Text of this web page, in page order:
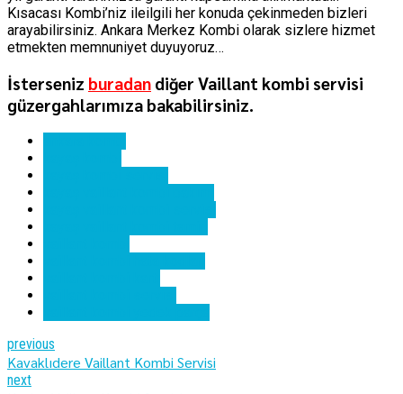
Kısacası Kombi’niz ileilgili her konuda çekinmeden bizleri
arayabilirsiniz. Ankara Merkez Kombi olarak sizlere hizmet
etmekten memnuniyet duyuyoruz…
İsterseniz buradan diğer Vaillant kombi servisi
güzergahlarımıza bakabilirsiniz.
previous
Kavaklıdere Vaillant Kombi Servisi
next